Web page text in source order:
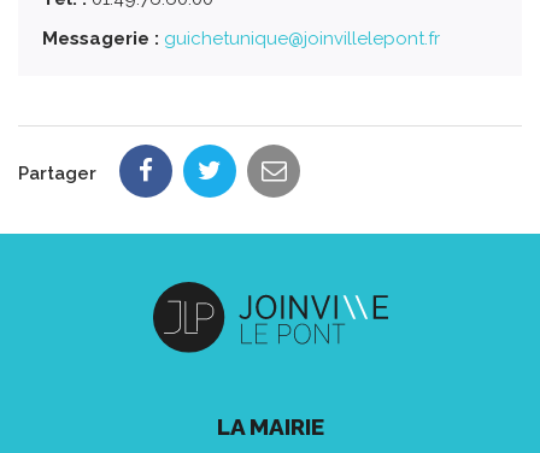
Messagerie : guichetunique@joinvillelepont.fr
Partager
LA MAIRIE